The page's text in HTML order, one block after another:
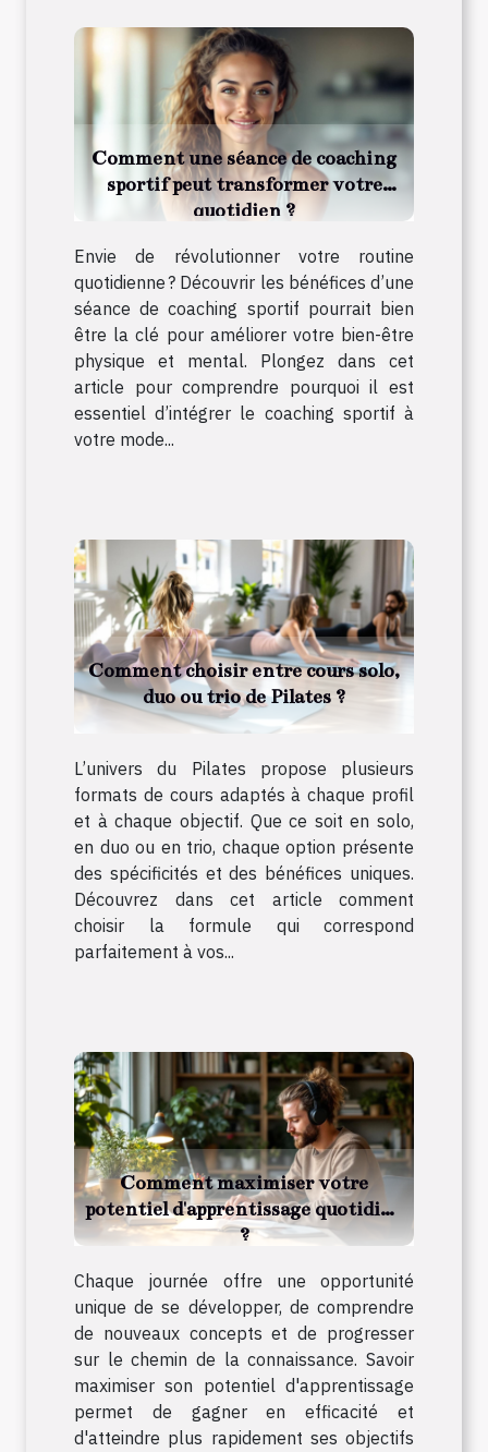
Comment une séance de coaching
sportif peut transformer votre
quotidien ?
Envie de révolutionner votre routine
quotidienne ? Découvrir les bénéfices d’une
séance de coaching sportif pourrait bien
être la clé pour améliorer votre bien-être
physique et mental. Plongez dans cet
article pour comprendre pourquoi il est
essentiel d’intégrer le coaching sportif à
votre mode...
Comment choisir entre cours solo,
duo ou trio de Pilates ?
L’univers du Pilates propose plusieurs
formats de cours adaptés à chaque profil
et à chaque objectif. Que ce soit en solo,
en duo ou en trio, chaque option présente
des spécificités et des bénéfices uniques.
Découvrez dans cet article comment
choisir la formule qui correspond
parfaitement à vos...
Comment maximiser votre
potentiel d'apprentissage quotidien
?
Chaque journée offre une opportunité
unique de se développer, de comprendre
de nouveaux concepts et de progresser
sur le chemin de la connaissance. Savoir
maximiser son potentiel d'apprentissage
permet de gagner en efficacité et
d'atteindre plus rapidement ses objectifs